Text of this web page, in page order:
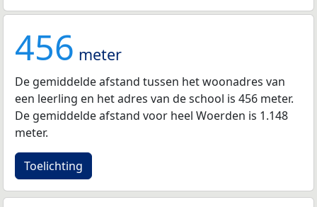
456 meter
De gemiddelde afstand tussen het woonadres van
een leerling en het adres van de school is 456 meter.
De gemiddelde afstand voor heel Woerden is 1.148
meter.
Toelichting